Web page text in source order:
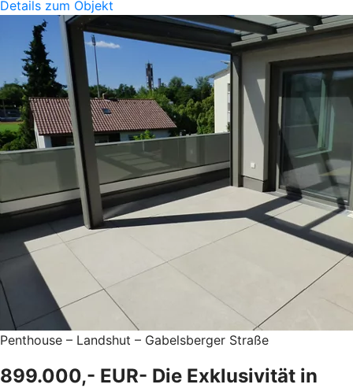
Details zum Objekt
Penthouse – Landshut – Gabelsberger Straße
899.000,- EUR- Die Exklusivität in